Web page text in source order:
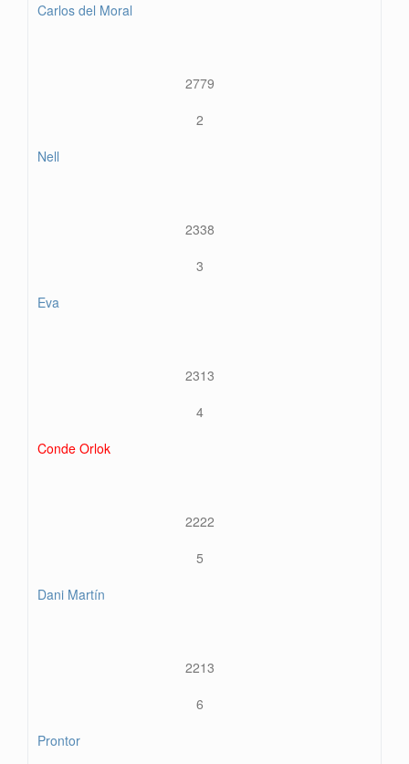
Carlos del Moral
2779
2
Nell
2338
3
Eva
2313
4
Conde Orlok
2222
5
Dani Martín
2213
6
Prontor